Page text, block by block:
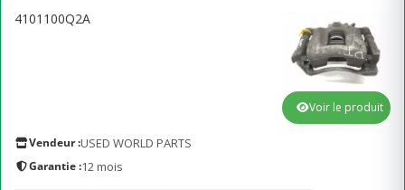
4101100Q2A
Vendeur :USED WORLD PARTS
Garantie :12 mois
Voir le produit